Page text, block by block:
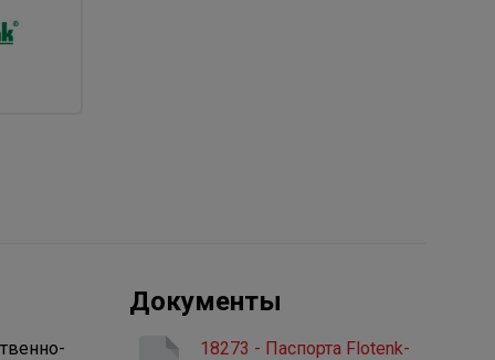
Документы
18273 - Паспорта Flotenk-